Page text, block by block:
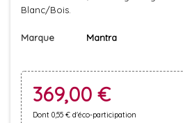
Blanc/Bois.
Marque Mantra
369,00 €
Dont 0,55 € d'éco-participation